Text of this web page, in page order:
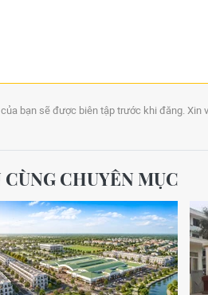
bạn sẽ được biên tập trước khi đăng. Xin
CÙNG CHUYÊN MỤC